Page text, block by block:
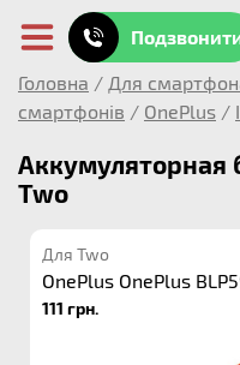
Головна / Для
смартфонів / OnePlus /
Аккумуляторная
Two
Для Two
OnePlus OnePlus
111 грн.